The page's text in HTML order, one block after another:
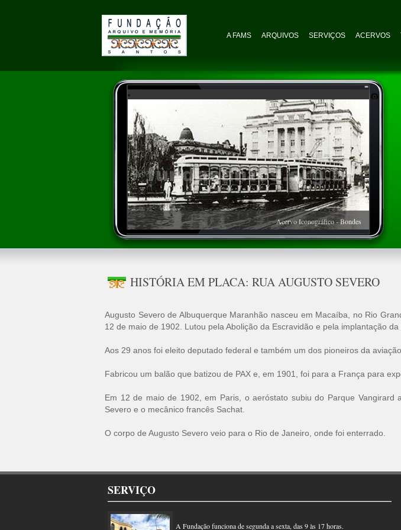
A FAMS ARQUIVOS SERVIÇOS ACERVOS
Acervo Iconográfico - Bondes
HISTÓRIA EM PLACA: RUA AUGUSTO SEVERO
Augusto Severo de Albuquerque Maranhão nasceu em Macaíba, no Rio
12 de maio de 1902. Lutou pela Abolição da Escravidão e pela implantação da
Aos 29 anos foi eleito deputado federal e também um dos pioneiros da
Fabricou um balão que batizou de PAX e, em 1901, foi para a França para
Em 12 de maio de 1902, em Paris, o aeróstato subiu do Parque
Severo e o mecânico francês Sachat.
O corpo de Augusto Severo veio para o Rio de Janeiro, onde foi enterrado.
SERVIÇO
A Fundação funciona de segunda a sexta, das 9 às 17 horas.